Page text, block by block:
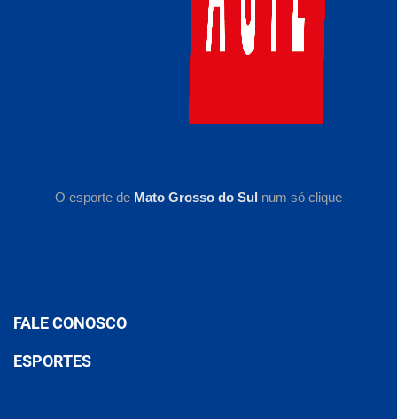
O esporte de Mato Grosso do Sul num só clique
FALE CONOSCO
ESPORTES